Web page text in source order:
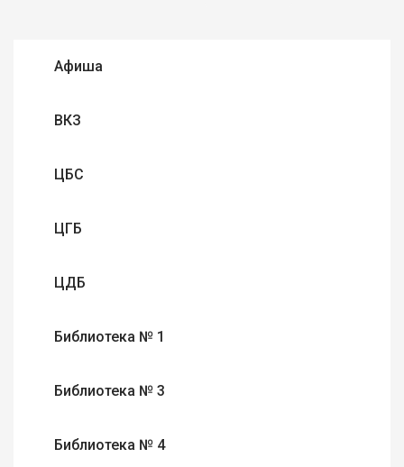
Афиша
ВКЗ
ЦБС
ЦГБ
ЦДБ
Библиотека № 1
Библиотека № 3
Библиотека № 4